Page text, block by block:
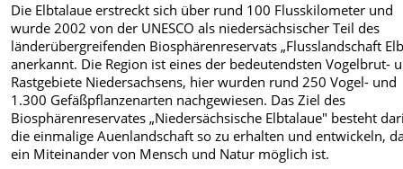
Die Elbtalaue erstreckt sich über rund 100 Flusskilometer und
wurde 2002 von der UNESCO als niedersächsischer Teil des
länderübergreifenden Biosphärenreservats „Flusslandschaft
anerkannt. Die Region ist eines der bedeutendsten Vogelbrut-
Rastgebiete Niedersachsens, hier wurden rund 250 Vogel- und
1.300 Gefäßpflanzenarten nachgewiesen. Das Ziel des
Biosphärenreservates „Niedersächsische Elbtalaue" besteht
die einmalige Auenlandschaft so zu erhalten und entwickeln,
ein Miteinander von Mensch und Natur möglich ist.